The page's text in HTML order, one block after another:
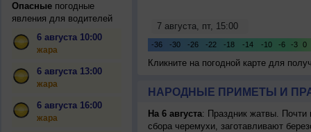
Опасныепогодные
явления для водителей
6 августа 10:00
жара
6 августа 13:00
жара
6 августа 16:00
жара
Кликните на погодной карте для
НАРОДНЫЕ ПРИМЕТЫ И
На 6 августа: Праздник жатвы. Почти
сбора черемухи, заготавливают